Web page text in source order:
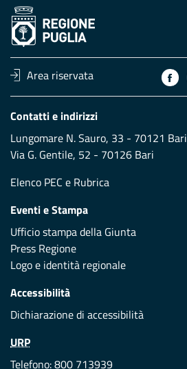
Area riservata
Contatti e indirizzi
Lungomare N. Sauro, 33 - 70121 Bari
Via G. Gentile, 52 - 70126 Bari
Elenco PEC e Rubrica
Eventi e Stampa
Ufficio stampa della Giunta
Press Regione
Logo e identità regionale
Accessibilità
Dichiarazione di accessibilità
URP
Telefono: 800 713939